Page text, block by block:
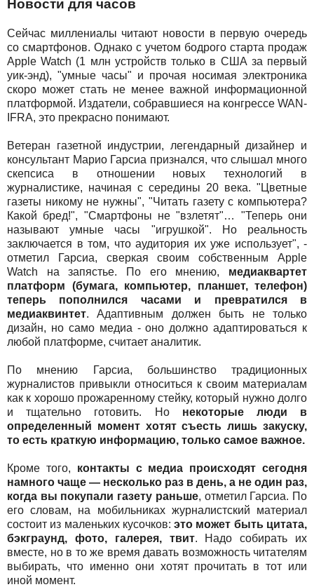
Новости для часов
Сейчас миллениалы читают новости в первую очередь
со смартфонов. Однако с учетом бодрого старта продаж
Apple Watch (1 млн устройств только в США за первый
уик-энд), "умные часы" и прочая носимая электроника
скоро может стать не менее важной информационной
платформой. Издатели, собравшиеся на конгрессе WAN-
IFRA, это прекрасно понимают.
Ветеран газетной индустрии, легендарный дизайнер и
консультант Марио Гарсиа признался, что слышал много
скепсиса в отношении новых технологий в
журналистике, начиная с середины 20 века. "Цветные
газеты никому не нужны", "Читать газету с компьютера?
Какой бред!", "Смартфоны не "взлетят"… "Теперь они
называют умные часы "игрушкой". Но реальность
заключается в том, что аудитория их уже использует", -
отметил Гарсиа, сверкая своим собственным Apple
Watch на запястье. По его мнению, медиаквартет
платформ (бумага, компьютер, планшет, телефон)
теперь пополнился часами и превратился в
медиаквинтет. Адаптивным должен быть не только
дизайн, но само медиа - оно должно адаптироваться к
любой платформе, считает аналитик.
По мнению Гарсиа, большинство традиционных
журналистов привыкли относиться к своим материалам
как к хорошо прожаренному стейку, который нужно долго
и тщательно готовить. Но некоторые люди в
определенный момент хотят съесть лишь закуску,
то есть краткую информацию, только самое важное.
Кроме того, контакты с медиа происходят сегодня
намного чаще — несколько раз в день, а не один раз,
когда вы покупали газету раньше, отметил Гарсиа. По
его словам, на мобильниках журналистский материал
состоит из маленьких кусочков:это может быть цитата,
бэкграунд, фото, галерея, твит. Надо собирать их
вместе, но в то же время давать возможность читателям
выбирать, что именно они хотят прочитать в тот или
иной момент.